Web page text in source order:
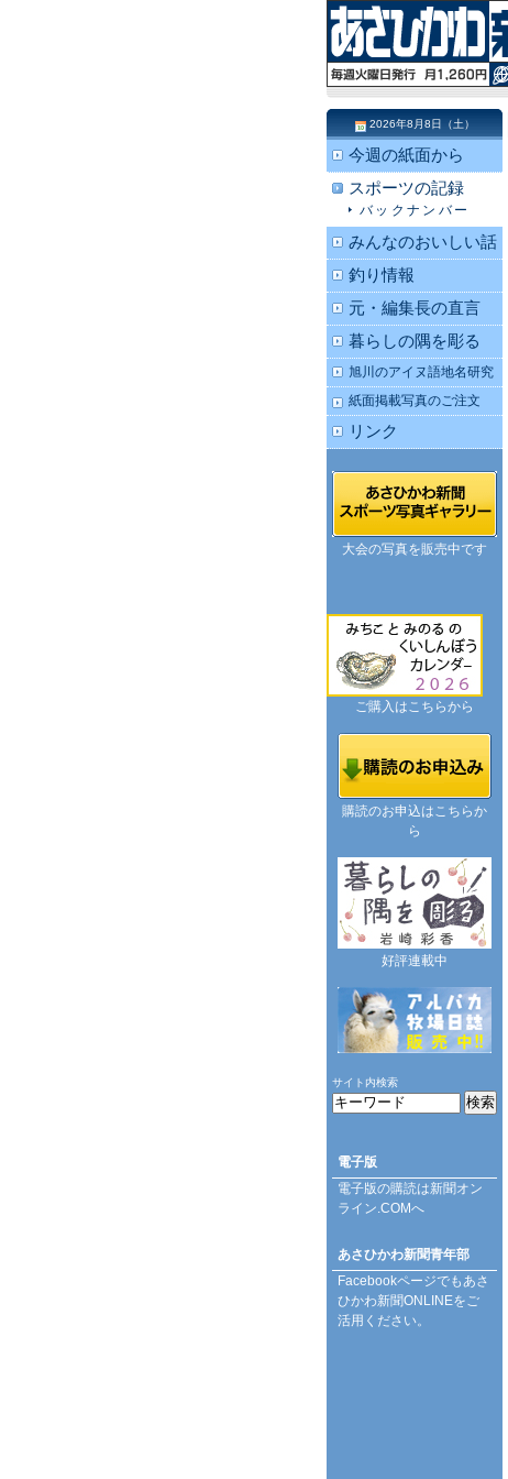
2026年8月8日（土）
今週の紙面から
スポーツの記録
バックナンバー
みんなのおいしい話
釣り情報
元・編集長の直言
暮らしの隅を彫る
旭川のアイヌ語地名研究
紙面掲載写真のご注文
リンク
大会の写真を販売中です
ご購入はこちらから
購読のお申込はこちらか
ら
好評連載中
サイト内検索
電子版
電子版の購読は新聞オン
ライン.COMへ
あさひかわ新聞青年部
Facebookページでもあさ
ひかわ新聞ONLINEをご
活用ください。